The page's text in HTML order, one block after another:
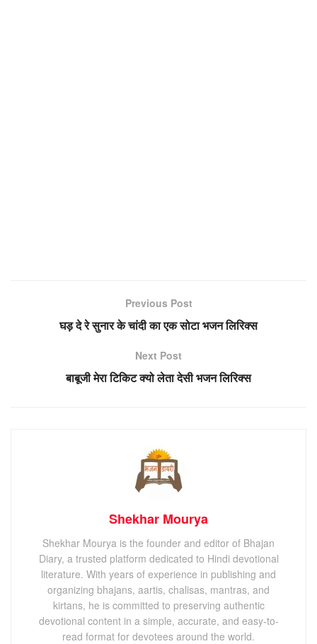
Previous Post
घड़ दे रे सुनार के चांदी का एक सोटा भजन लिरिक्स
Next Post
बाबूजी मेरा टिकिट क्यो लेता देसी भजन लिरिक्स
Shekhar Mourya
Shekhar Mourya is the founder and editor of Bhajan
Diary, a trusted platform dedicated to Hindi devotional
literature. With years of experience in publishing and
organizing bhajans, aartis, chalisas, mantras, and
kirtans, he is committed to preserving authentic
devotional content in a simple, accurate, and easy-to-
read format for devotees around the world.